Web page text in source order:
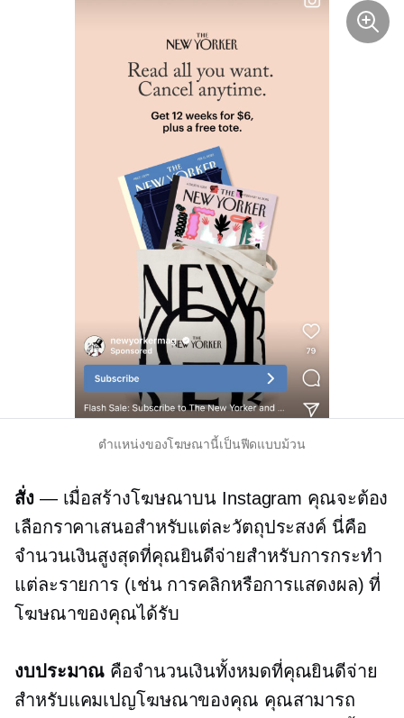
ตำแหน่งของโฆษณานี้เป็นฟีดแบบม้วน
สั่ง— เมื่อสร้างโฆษณาบน Instagram คุณจะต้อง
เลือกราคาเสนอสำหรับแต่ละวัตถุประสงค์ นี่คือ
จำนวนเงินสูงสุดที่คุณยินดีจ่ายสำหรับการกระทำ
แต่ละรายการ (เช่น การคลิกหรือการแสดงผล) ที่
โฆษณาของคุณได้รับ
งบประมาณ คือจำนวนเงินทั้งหมดที่คุณยินดีจ่าย
สำหรับแคมเปญโฆษณาของคุณ คุณสามารถ